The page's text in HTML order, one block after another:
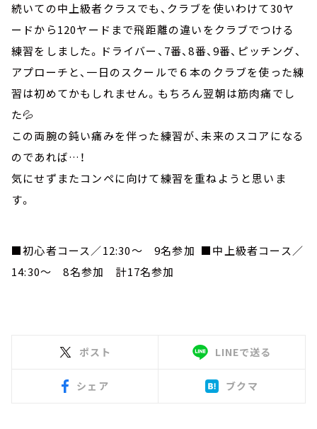
続いての中上級者クラスでも、クラブを使いわけて30ヤ
ードから120ヤードまで飛距離の違いをクラブでつける
練習をしました。ドライバー、7番、8番、9番、ピッチング、
アプローチと、一日のスクールで６本のクラブを使った練
習は初めてかもしれません。もちろん翌朝は筋肉痛でし
た💦
この両腕の鈍い痛みを伴った練習が、未来のスコアになる
のであれば…！
気にせずまたコンペに向けて練習を重ねようと思いま
す。
■初心者コース／12:30～ 9名参加 ■中上級者コース／
14:30～ 8名参加 計17名参加
ポスト LINEで送る
シェア ブクマ